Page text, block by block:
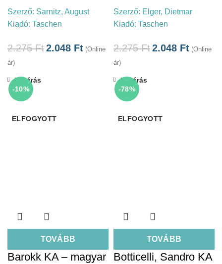
Szerző: Sarnitz, August
Kiadó: Taschen
2.275Ft2.048 Ft (Online
ár)
Szerző: Elger, Dietmar
Kiadó: Taschen
2.275Ft2.048 Ft (Online
ár)
-10%
ELFOGYOTT
TOVÁBB
Bezárás
Barokk KA – magyar
-78%
ELFOGYOTT
TOVÁBB
Bezárás
Botticelli, Sandro KA